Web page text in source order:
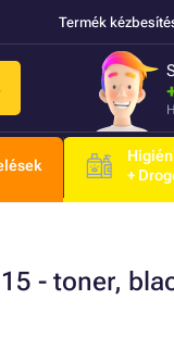
Termék
+
- toner,